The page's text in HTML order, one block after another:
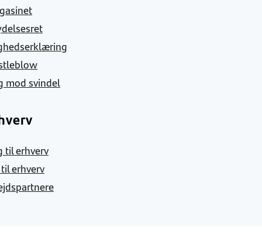
mod svindel
til erhverv
erhverv